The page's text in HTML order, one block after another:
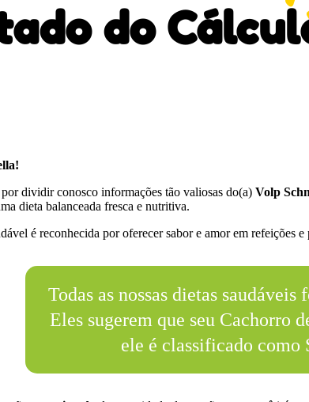
do
dividir conosco informações tão valiosas do(a) Volp
dieta balanceada fresca e nutritiva.
é reconhecida por oferecer sabor e amor em refeições
Todas as nossas dietas
Eles sugerem que seu Cachorro
ele é classificado como